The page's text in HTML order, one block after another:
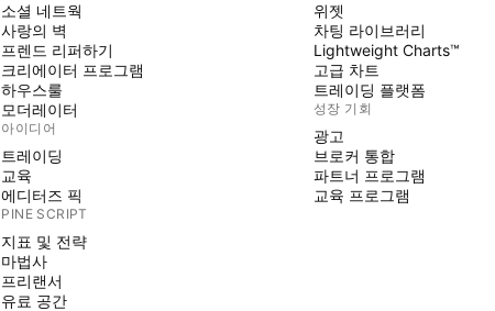
소셜 네트웍
사랑의 벽
프렌드 리퍼하기
크리에이터 프로그램
하우스룰
모더레이터
아이디어
트레이딩
교육
에디터즈 픽
PINE SCRIPT
지표 및 전략
마법사
프리랜서
유료 공간
위젯
차팅 라이브러리
Lightweight Charts™
고급 차트
트레이딩 플랫폼
성장 기회
광고
브로커 통합
파트너 프로그램
교육 프로그램